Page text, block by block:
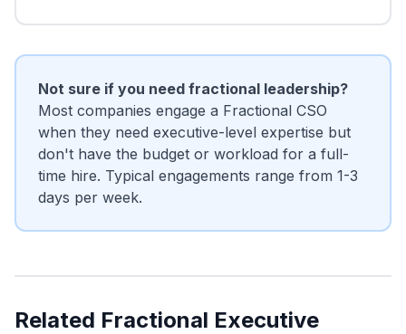
Not sure if you need fractional leadership?
Most companies engage a Fractional CSO
when they need executive-level expertise but
don't have the budget or workload for a full-
time hire. Typical engagements range from 1-3
days per week.
Related Fractional Executive